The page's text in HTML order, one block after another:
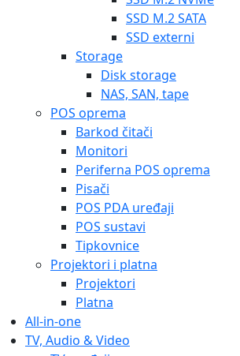
SSD M.2 SATA
SSD externi
Storage
Disk storage
NAS, SAN, tape
POS oprema
Barkod čitači
Monitori
Periferna POS oprema
Pisači
POS PDA uređaji
POS sustavi
Tipkovnice
Projektori i platna
Projektori
Platna
All-in-one
TV, Audio & Video